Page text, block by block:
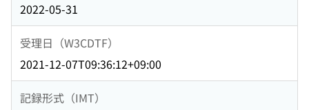
2022-05-31
受理日（W3CDTF）
2021-12-07T09:36:12+09:00
記録形式（IMT）